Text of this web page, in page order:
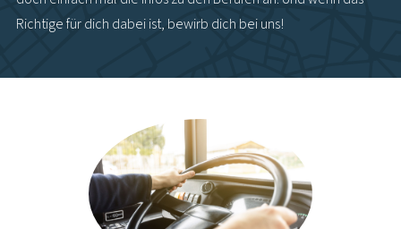
Richtige für dich dabei ist, bewirb dich bei uns!